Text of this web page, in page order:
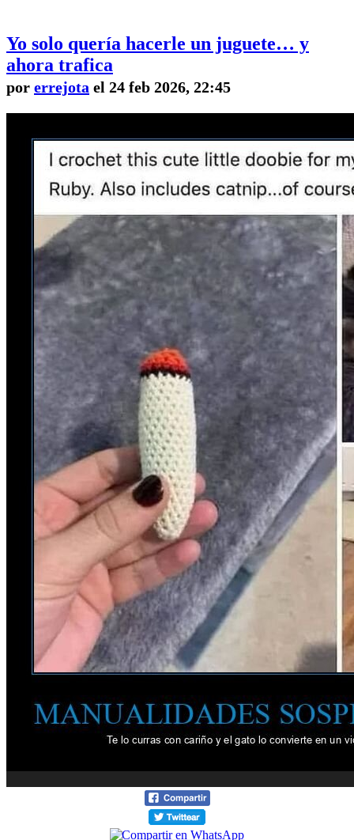
Yo solo quería hacerle un juguete… y
ahora trafica
por errejota el 24 feb 2026, 22:45